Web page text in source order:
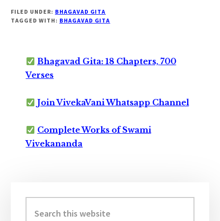
FILED UNDER: BHAGAVAD GITA
TAGGED WITH: BHAGAVAD GITA
Bhagavad Gita: 18 Chapters, 700
Verses
Join VivekaVani Whatsapp Channel
Complete Works of Swami
Vivekananda
Sidebar
this